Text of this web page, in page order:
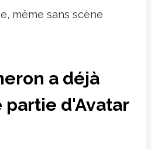
même sans scène
a déjà
d'Avatar